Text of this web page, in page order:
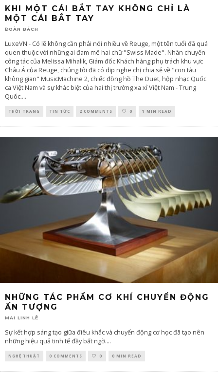
KHI MỘT CÁI BẮT TAY KHÔNG CHỈ LÀ
MỘT CÁI BẮT TAY
ĐOÀN BÁCH
LuxeVN - Có lẽ không cần phải nói nhiều về Reuge, một tên tuổi đã quá
quen thuộc với những ai đam mê hai chữ "Swiss Made". Nhân chuyến
công tác của Melissa Mihalik, Giám đốc Khách hàng phụ trách khu vực
Châu Á của Reuge, chúng tôi đã có dịp nghe chị chia sẻ về "con tàu
không gian" MusicMachine 2, chiếc đồng hồ The Duet, hộp nhạc Quốc
ca Việt Nam và sự khác biệt của hai thị trường xa xỉ Việt Nam - Trung
Quốc....
THỜI TRANG TIN TỨC 2 COMMENTS 0 1 MIN READ
NHỮNG TÁC PHẨM CƠ KHÍ CHUYỂN ĐỘNG
ẤN TƯỢNG
MAI LINH LÊ
Sự kết hợp sáng tạo giữa điêu khắc và chuyển động cơ học đã tạo nên
những hiệu quả tinh tế đầy bất ngờ....
NGHỆ THUẬT 0 COMMENTS 0 0 MIN READ